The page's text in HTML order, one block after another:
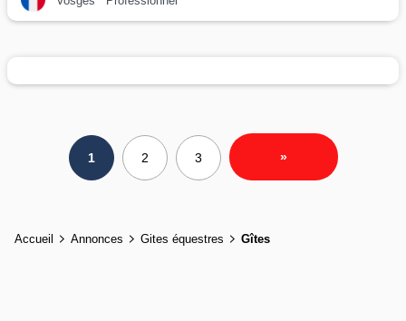
1 2 3 »
Accueil Annonces Gites équestres Gîtes